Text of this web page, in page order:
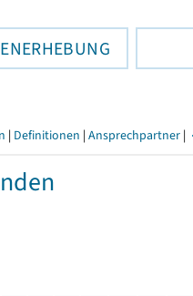
| Definitionen | Ansprechpartner |